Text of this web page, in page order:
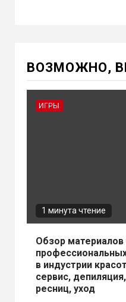
ВОЗМОЖНО,
ИГРЫ
1 минута чтение
Обзор материалов
в индустрии
сервис,
ресниц, уход